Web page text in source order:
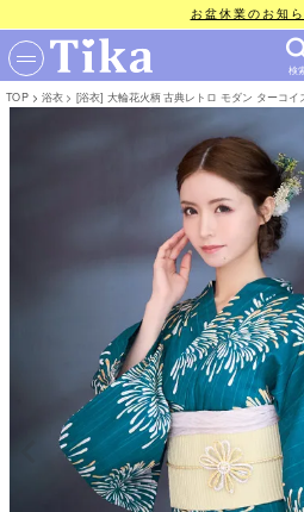
お盆休業のお知
検
TOP 浴衣 [浴衣] 大輪花火柄 古典レトロ モダン ターコ